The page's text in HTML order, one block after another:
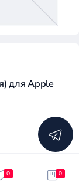
для Apple
₽
0 0